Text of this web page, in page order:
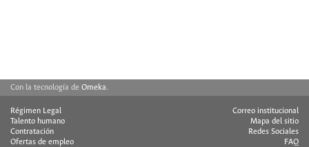
Con la tecnología de Omeka.
Régimen Legal
Talento humano
Contratación
Ofertas de empleo
Correo institucional
Mapa del sitio
Redes Sociales
FAQ